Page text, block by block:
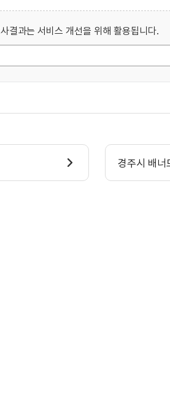
결과는 서비스 개선을 위해 활용됩니다.
경주시 배너